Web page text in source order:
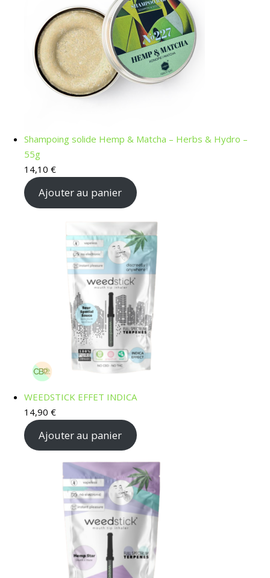
Shampoing solide Hemp & Matcha – Herbs & Hydro –
55g
14,10 €
Ajouter au panier
WEEDSTICK EFFET INDICA
14,90 €
Ajouter au panier